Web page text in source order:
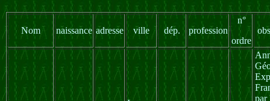
Nom naissance adresse ville dép. profession
n°
ordre
par